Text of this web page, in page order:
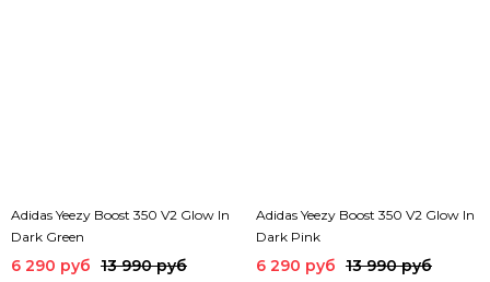
Adidas Yeezy Boost 350 V2 Glow In
Dark Green
6 290 руб 13 990 руб
Adidas Yeezy Boost 350 V2 Glow In
Dark Pink
6 290 руб 13 990 руб